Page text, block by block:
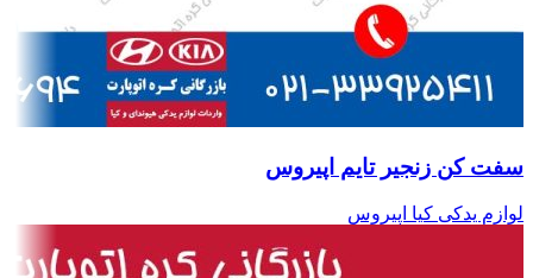
سفت کن زنجیر تایم اپیروس
لوازم یدکی کیا اپیروس